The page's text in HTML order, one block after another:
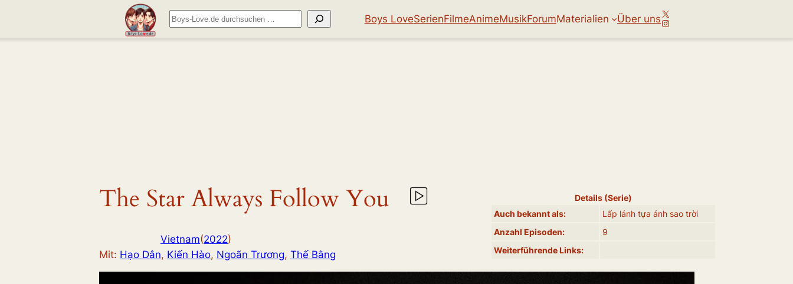
Suchen Boys LoveSerienFilmeAnimeMusikForumMaterialien Über unsX
Instagram
The Star Always Follow You
Vietnam(2022)
Mit: Hạo Dân, Kiến Hào, Ngoãn Trương, Thế Bằng
Details (Serie)
Auch bekannt als:
Lấp lánh tựa ánh sao trời
Anzahl Episoden:
9
Weiterführende Links: